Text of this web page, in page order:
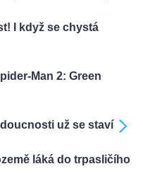
I když se chystá
Man 2: Green
už se staví
láká do trpasličího